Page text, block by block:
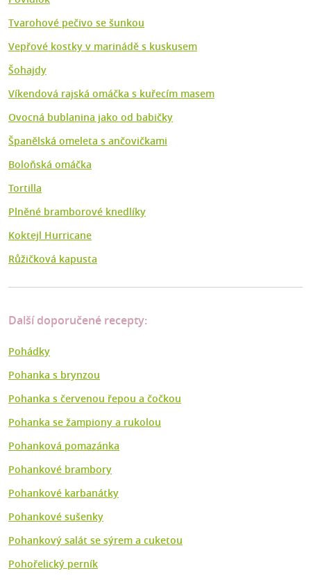
Tvarohové pečivo se šunkou
Vepřové kostky v marinádě s kuskusem
Šohajdy
Víkendová rajská omáčka s kuřecím masem
Ovocná bublanina jako od babičky
Španělská omeleta s ančovičkami
Boloňská omáčka
Tortilla
Plněné bramborové knedlíky
Koktejl Hurricane
Růžičková kapusta
Další doporučené recepty:
Pohádky
Pohanka s brynzou
Pohanka s červenou řepou a čočkou
Pohanka se žampiony a rukolou
Pohanková pomazánka
Pohankové brambory
Pohankové karbanátky
Pohankové sušenky
Pohankový salát se sýrem a cuketou
Pohořelický perník